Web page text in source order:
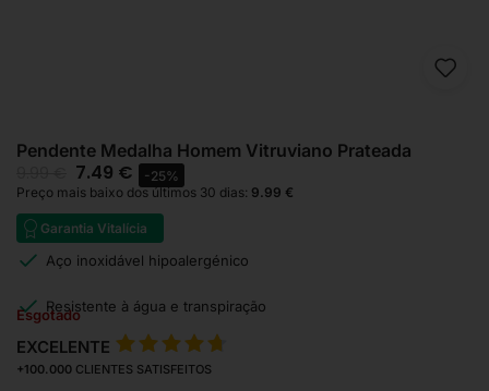
Pendente Medalha Homem Vitruviano Prateada
7.49 €
-25%
Preço mais baixo dos últimos 30 dias: 9.99 €
Garantia Vitalícia
Aço inoxidável hipoalergénico
Resistente à água e transpiração
Esgotado
EXCELENTE
+100.000 CLIENTES SATISFEITOS